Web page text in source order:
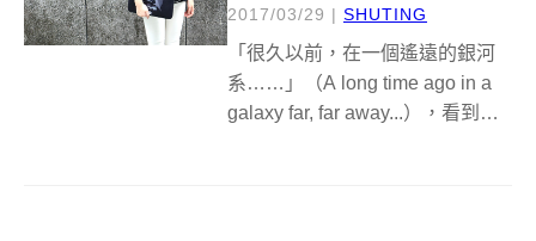
2017/03/29 | SHUTING
「很久以前，在一個遙遠的銀河
系……」（A long time ago in a
galaxy far, far away...），看到這